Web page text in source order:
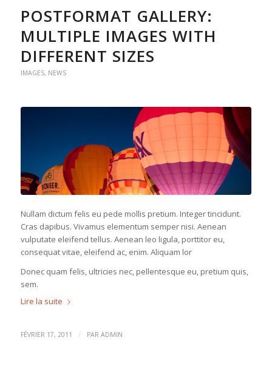
POSTFORMAT GALLERY:
MULTIPLE IMAGES WITH
DIFFERENT SIZES
IMAGES, NEWS
Nullam dictum felis eu pede mollis pretium. Integer tincidunt.
Cras dapibus. Vivamus elementum semper nisi. Aenean
vulputate eleifend tellus. Aenean leo ligula, porttitor eu,
consequat vitae, eleifend ac, enim. Aliquam lor
Donec quam felis, ultricies nec, pellentesque eu, pretium quis,
sem.
Lire la suite
FÉVRIER 17, 2011 / PAR ADMIN